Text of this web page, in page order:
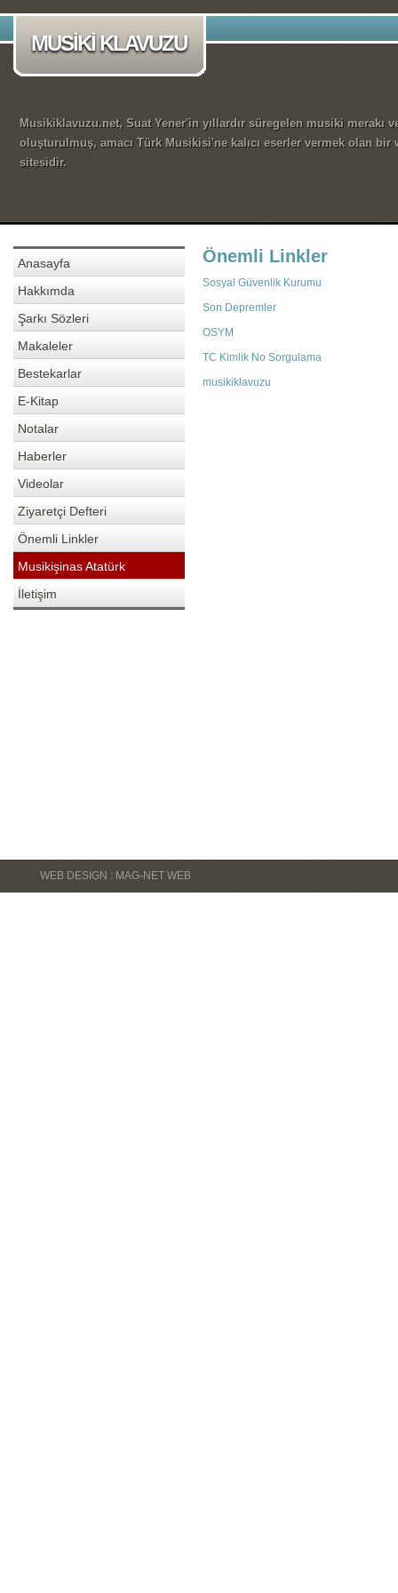
MUSİKİ KLAVUZU
Musikiklavuzu.net, Suat Yener'in yıllardır süregelen musiki merakı
oluşturulmuş, amacı Türk Musikisi'ne kalıcı eserler vermek olan bir
sitesidir.
Anasayfa
Hakkımda
Şarkı Sözleri
Makaleler
Bestekarlar
E-Kitap
Notalar
Haberler
Videolar
Ziyaretçi Defteri
Önemli Linkler
Musikişinas Atatürk
İletişim
Önemli Linkler
Sosyal Güvenlik Kurumu
Son Depremler
OSYM
TC Kimlik No Sorgulama
musikiklavuzu
WEB DESIGN : MAG-NET WEB